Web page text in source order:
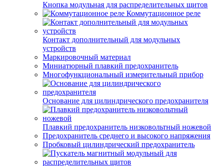
Кнопка модульная для распределительных щитов
Коммутационное реле
Контакт дополнительный для модульных
устройств
Маркировочный материал
Миниатюрный плавкий предохранитель
Многофункциональный измерительный прибор
Основание для цилиндрического предохранителя
Плавкий предохранитель низковольтный ножевой
Предохранитель среднего и высокого напряжения
Пробковый цилиндрический предохранитель